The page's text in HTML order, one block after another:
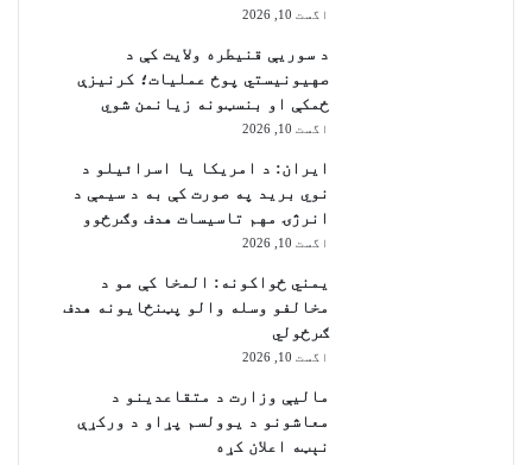
اگست 10, 2026
د سوریې قنیطره ولایت کې د
صهیونیستي پوځ عملیات؛ کرنیزې
ځمکې او بنسټونه زیانمن شوي
اگست 10, 2026
ایران: د امریکا یا اسرائیلو د
نوي برید په صورت کې به د سیمې د
انرژۍ مهم تاسیسات هدف وګرځوو
اگست 10, 2026
یمني ځواکونه: المخا کې مو د
مخالفو وسله والو پټنځایونه هدف
ګرځولي
اگست 10, 2026
مالیې وزارت د متقاعدینو د
معاشونو د یوولسم پړاو د ورکړې
نېټه اعلان کړه